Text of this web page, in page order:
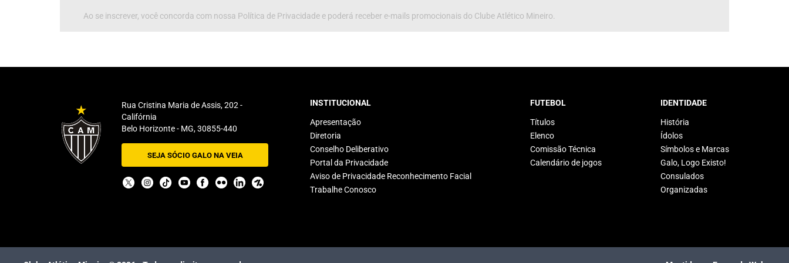
Ao se inscrever, você concorda com nossa Política de Privacidade e poderá receber e-mails promocionais do Clube Atlético Mineiro.
Rua Cristina Maria de Assis, 202 -
Califórnia
Belo Horizonte - MG, 30855-440
SEJA SÓCIO GALO NA VEIA
INSTITUCIONAL
Apresentação
Diretoria
Conselho Deliberativo
Portal da Privacidade
Aviso de Privacidade Reconhecimento Facial
Trabalhe Conosco
FUTEBOL
Títulos
Elenco
Comissão Técnica
Calendário de jogos
IDENTIDADE
História
Ídolos
Símbolos e Marcas
Galo, Logo Existo!
Consulados
Organizadas